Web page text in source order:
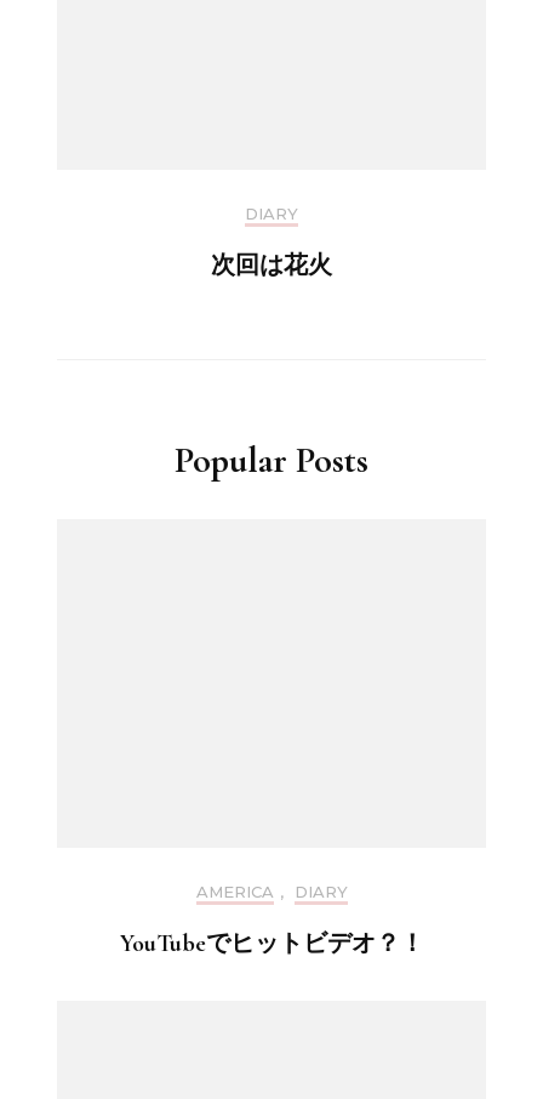
DIARY
次回は花火
Popular Posts
AMERICA , DIARY
YouTubeでヒットビデオ？！